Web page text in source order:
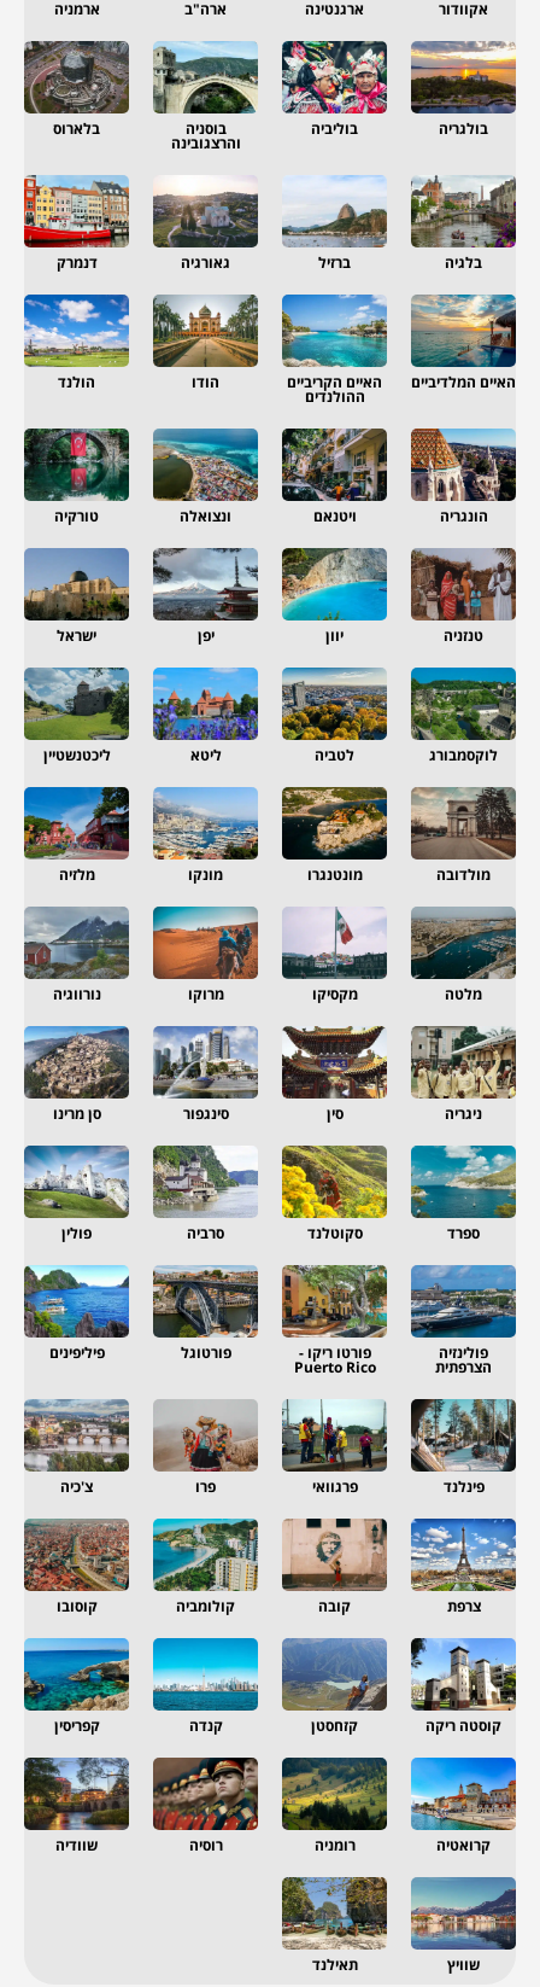
אקוודור ארגנטינה ארה"ב ארמניה
בולגריה בוליביה בוסניה
והרצגובינה
בלארוס
בלגיה ברזיל גאורגיה דנמרק
האיים המלדיביים האיים הקריביים
ההולנדים
הודו הולנד
הונגריה ויטנאם ונצואלה טורקיה
טנזניה יוון יפן ישראל
לוקסמבורג לטביה ליטא ליכטנשטיין
מולדובה מונטנגרו מונקו מלזיה
מלטה מקסיקו מרוקו נורווגיה
ניגריה סין סינגפור סן מרינו
ספרד סקוטלנד סרביה פולין
פולינזיה
הצרפתית
פורטו ריקו -
Puerto Rico
פורטוגל פיליפינים
פינלנד פרגוואי פרו צ'כיה
צרפת קובה קולומביה קוסובו
קוסטה ריקה קזחסטן קנדה קפריסין
קרואטיה רומניה רוסיה שוודיה
שוויץ תאילנד